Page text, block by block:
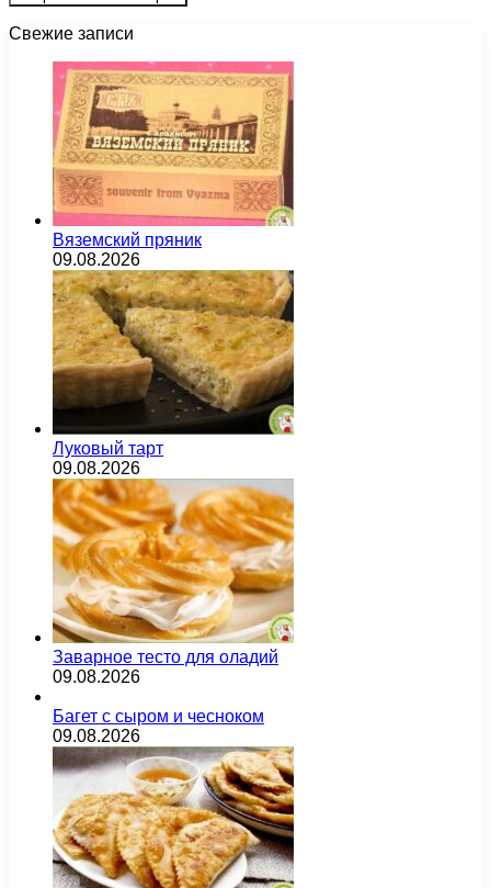
Свежие записи
Вяземский пряник
09.08.2026
Луковый тарт
09.08.2026
Заварное тесто для оладий
09.08.2026
Багет с сыром и чесноком
09.08.2026